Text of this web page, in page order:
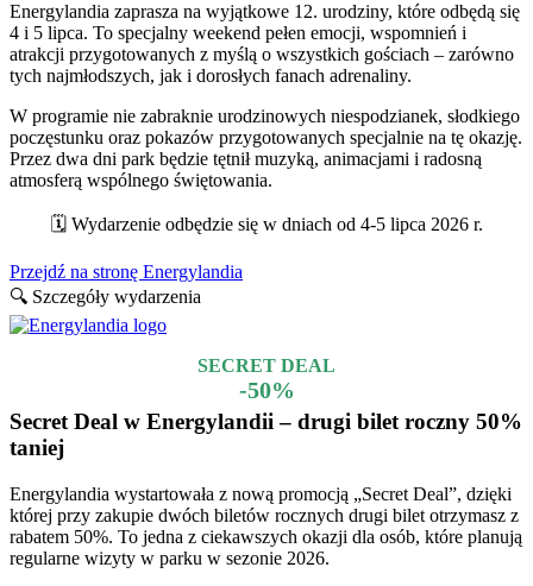
Energylandia zaprasza na wyjątkowe 12. urodziny, które odbędą się
4 i 5 lipca. To specjalny weekend pełen emocji, wspomnień i
atrakcji przygotowanych z myślą o wszystkich gościach – zarówno
tych najmłodszych, jak i dorosłych fanach adrenaliny.
W programie nie zabraknie urodzinowych niespodzianek, słodkiego
poczęstunku oraz pokazów przygotowanych specjalnie na tę okazję.
Przez dwa dni park będzie tętnił muzyką, animacjami i radosną
atmosferą wspólnego świętowania.
🗓️ Wydarzenie odbędzie się w dniach od 4-5 lipca 2026 r.
Przejdź na stronę Energylandia
🔍 Szczegóły wydarzenia
SECRET DEAL
-50%
Secret Deal w Energylandii – drugi bilet roczny 50%
taniej
Energylandia wystartowała z nową promocją „Secret Deal”, dzięki
której przy zakupie dwóch biletów rocznych drugi bilet otrzymasz z
rabatem 50%. To jedna z ciekawszych okazji dla osób, które planują
regularne wizyty w parku w sezonie 2026.